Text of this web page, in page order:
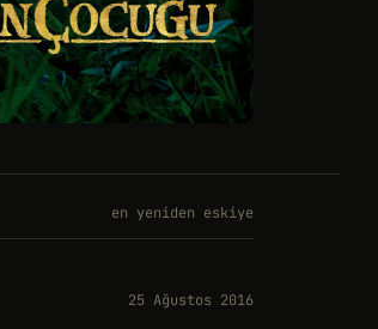
en yeniden eskiye
25 Ağustos 2016